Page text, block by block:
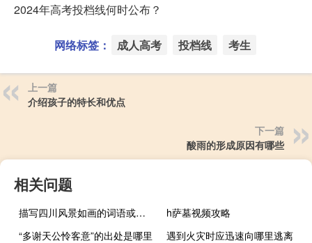
2024年高考投档线何时公布？
网络标签： 成人高考 投档线 考生
上一篇
介绍孩子的特长和优点
下一篇
酸雨的形成原因有哪些
相关问题
描写四川风景如画的词语或成语
h萨墓视频攻略
“多谢天公怜客意”的出处是哪里
遇到火灾时应迅速向哪里逃离